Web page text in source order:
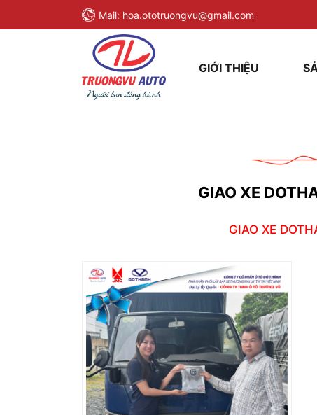
Mail: hoa.ototruongvu@gmail.com
GIỚI THIỆU
GIAO XE
GIAO XE